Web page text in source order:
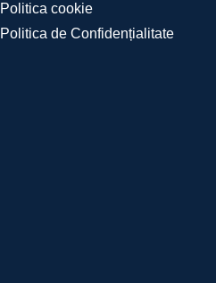
Politica cookie
Politica de Confidențialitate